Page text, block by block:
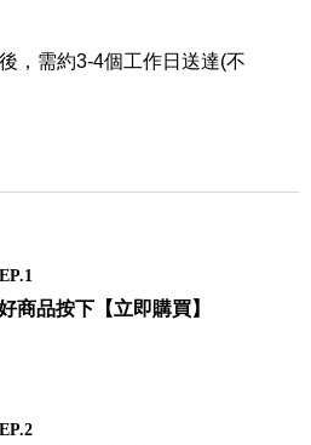
，需約3-4個工作日送達(不
商品按下【立即購買】